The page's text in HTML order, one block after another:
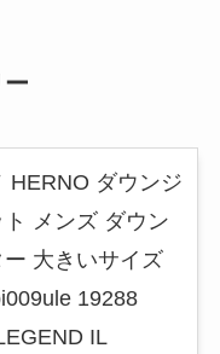
HERNO ダウンジ
ト メンズ ダウン
ー 大きいサイズ
19288
IL